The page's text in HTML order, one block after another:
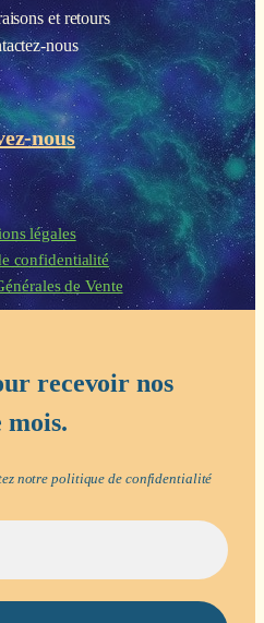
et retours
nous
nous
légales
confidentialité
de Vente
recevoir nos
mois.
notrepolitique de confidentialité